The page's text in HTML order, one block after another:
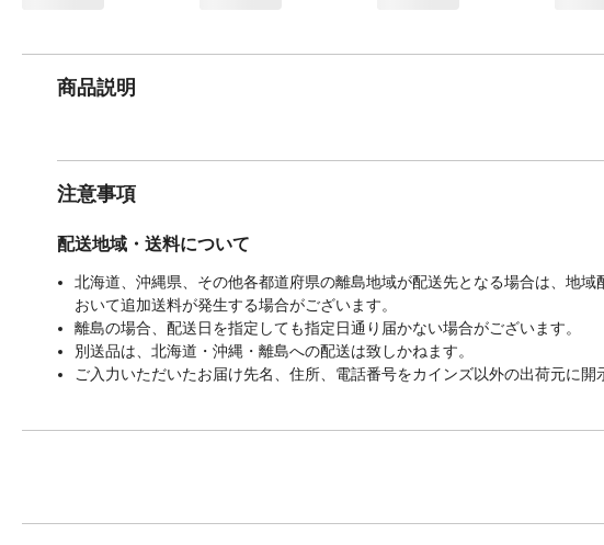
商品説明
注意事項
配送地域・送料について
北海道、沖縄県、その他各都道府県の離島地域が配送先となる場合は、地
おいて追加送料が発生する場合がございます。
離島の場合、配送日を指定しても指定日通り届かない場合がございます。
別送品は、北海道・沖縄・離島への配送は致しかねます。
ご入力いただいたお届け先名、住所、電話番号をカインズ以外の出荷元に